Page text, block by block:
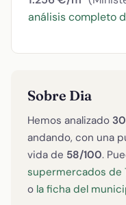
análisis completo
Sobre Dia
Hemos analizado
andando, con una
vida de 58/100.
supermercados de
o la ficha del